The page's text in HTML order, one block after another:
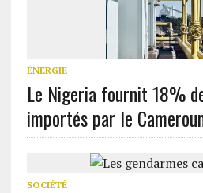
ÉNERGIE
Le Nigeria fournit 18%
importés par le
SOCIÉTÉ